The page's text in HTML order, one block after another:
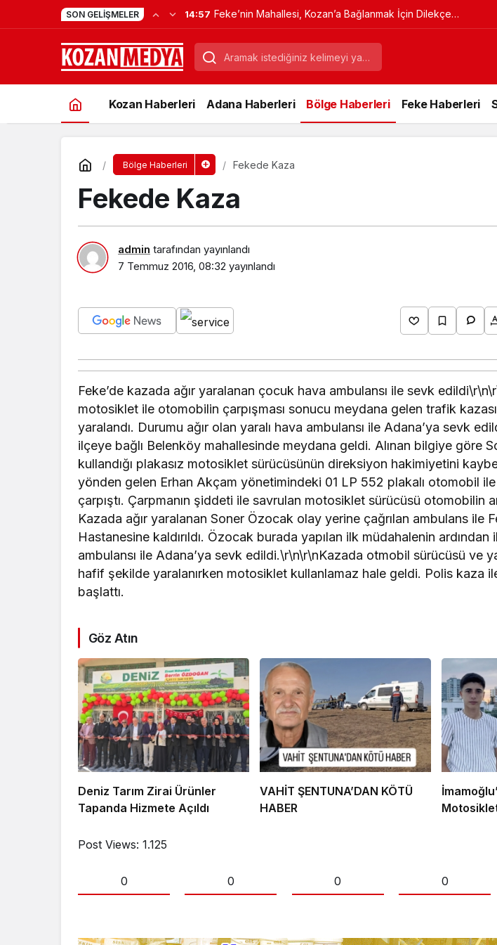
SON GELIŞMELER 14:57 Feke’nin Mahallesi, Kozan’a Bağlanmak İçin Dilekçe
Verdi
Kozan Haberleri Adana Haberleri Bölge Haberleri Feke Haberleri
Bölge Haberleri Fekede Kaza
Fekede Kaza
admin tarafından yayınlandı
7 Temmuz 2016, 08:32 yayınlandı
Feke’de kazada ağır yaralanan çocuk hava ambulansı ile sevk
motosiklet ile otomobilin çarpışması sonucu meydana gelen trafik
yaralandı. Durumu ağır olan yaralı hava ambulansı ile Adana’ya sevk
ilçeye bağlı Belenköy mahallesinde meydana geldi. Alınan bilgiye göre
kullandığı plakasız motosiklet sürücüsünün direksiyon hakimiyetini
yönden gelen Erhan Akçam yönetimindeki 01 LP 552 plakalı otomobil
çarpıştı. Çarpmanın şiddeti ile savrulan motosiklet sürücüsü otomobilin
Kazada ağır yaralanan Soner Özocak olay yerine çağrılan ambulans ile
Hastanesine kaldırıldı. Özocak burada yapılan ilk müdahalenin
ambulansı ile Adana’ya sevk edildi.\r\n\r\nKazada otmobil sürücüsü ve
hafif şekilde yaralanırken motosiklet kullanlamaz hale geldi. Polis kaza
başlattı.
Göz Atın
Deniz Tarım Zirai Ürünler
Tapanda Hizmete Açıldı
VAHİT ŞENTUNA’DAN KÖTÜ
HABER
Post Views: 1.125
0 0 0 0